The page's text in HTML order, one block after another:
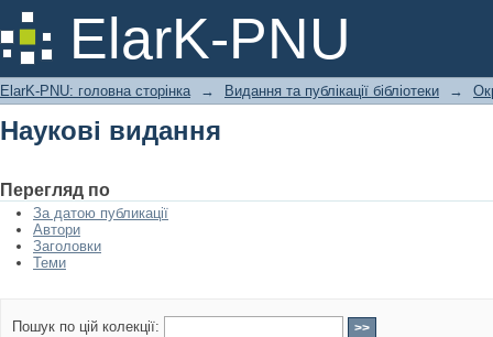
ElarK-PNU
Наукові видання
ElarK-PNU: головна сторінка → Видання та публікації бібліотеки →
Наукові видання
Перегляд по
За датою публикації
Автори
Заголовки
Теми
Пошук по цій колекції: